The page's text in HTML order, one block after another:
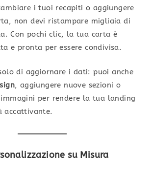
i tuoi recapiti o aggiungere
non devi ristampare migliaia di
Con pochi clic, la tua carta è
e pronta per essere condivisa.
di aggiornare i dati: puoi anche
, aggiungere nuove sezioni o
per rendere la tua landing
accattivante.
su Misura